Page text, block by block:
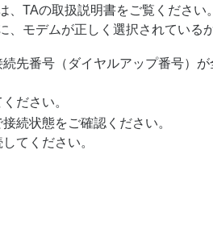
TAの取扱説明書をご覧ください。
、モデムが正しく選択されている
先番号（ダイヤルアップ番号）
ださい。
続状態をご確認ください。
てください。